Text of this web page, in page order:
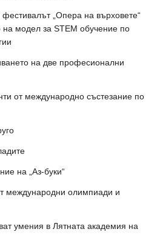
„Опера на върховете“
на модел за STEM обучение по
на две професионални
от международно състезание по
на „Аз-буки“
международни олимпиади и
умения в Лятната академия на